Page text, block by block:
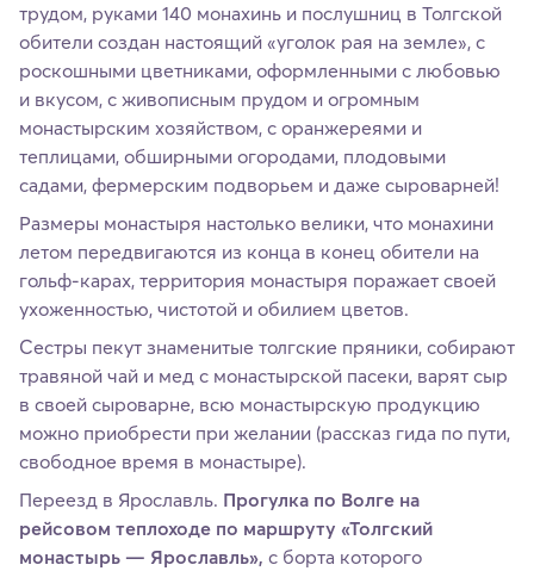
трудом, руками 140 монахинь и послушниц в Толгской
обители создан настоящий «уголок рая на земле», с
роскошными цветниками, оформленными с любовью
и вкусом, с живописным прудом и огромным
монастырским хозяйством, с оранжереями и
теплицами, обширными огородами, плодовыми
садами, фермерским подворьем и даже сыроварней!
Размеры монастыря настолько велики, что монахини
летом передвигаются из конца в конец обители на
гольф-карах, территория монастыря поражает своей
ухоженностью, чистотой и обилием цветов.
Сестры пекут знаменитые толгские пряники, собирают
травяной чай и мед с монастырской пасеки, варят сыр
в своей сыроварне, всю монастырскую продукцию
можно приобрести при желании (рассказ гида по пути,
свободное время в монастыре).
Переезд в Ярославль. Прогулка по Волге на
рейсовом теплоходе по маршруту «Толгский
монастырь — Ярославль», с борта которого